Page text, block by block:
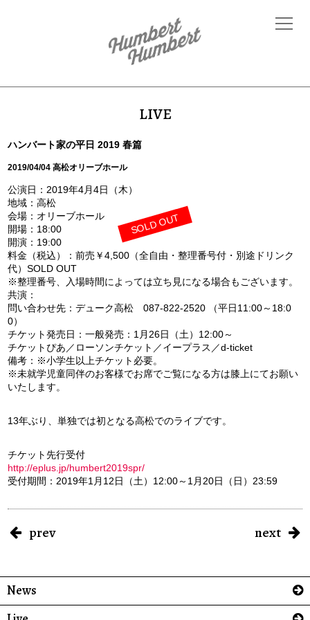
LIVE
ハンバート家の平日 2019 春篇
2019/04/04 高松オリーブホール
公演日：2019年4月4日（木）
地域：高松
会場：オリーブホール
開場：18:00
開演：19:00
料金（税込）：前売￥4,500（全自由・整理番号付・別途ドリンク
代）SOLD OUT
※整理番号、入場時間によっては立ち見になる場合もございます。
共演：
問い合わせ先：デューク高松 087-822-2520 （平日11:00～18:0
0）
チケット発売日：一般発売：1月26日（土）12:00～
チケットぴあ／ローソンチケット／イープラス／d-ticket
備考：※小学生以上チケット必要。
※未就学児童同伴のお客様でお席でご覧になる方は膝上にてお願い
いたします。
13年ぶり、単独では初となる高松でのライブです。
チケット先行受付
http://eplus.jp/humbert2019spr/
受付期間：2019年1月12日（土）12:00～1月20日（日）23:59
SOLD OUT
prev next
News